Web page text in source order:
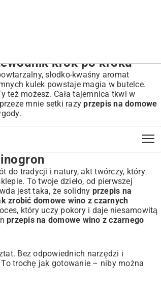
krok po kroku
słodko-kwaśny aromat
kulek powstaje magia w butelce.
też możesz. Cała tajemnica tkwi w
mnie setki razyprzepis na domowe
do tradycji i natury, akt twórczy, który
To twoje dzieło, od pierwszej
jest taka, że solidny przepis na
zrobić domowe wino z czarnych
który uczy pokory i daje niesamowitą
przepis na domowe wino z czarnego
Bez odpowiednich narzędzi i
To trochę jak gotowanie – niby można